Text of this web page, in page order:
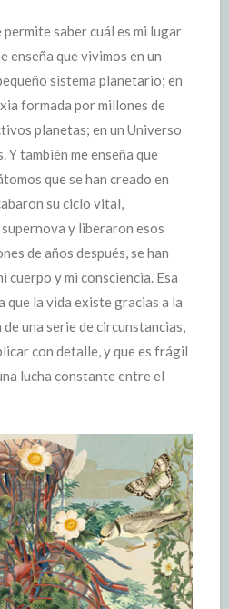
permite saber cuál es mi lugar
enseña que vivimos en un
sistema planetario; en
formada por millones de
planetas; en un Universo
Y también me enseña que
que se han creado en
su ciclo vital,
y liberaron esos
de años después, se han
cuerpo y mi consciencia. Esa
que la vida existe gracias a la
una serie de circunstancias,
con detalle, y que es frágil
lucha constante entre el